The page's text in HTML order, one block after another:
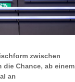
zwischen
die Chance, ab einem
an